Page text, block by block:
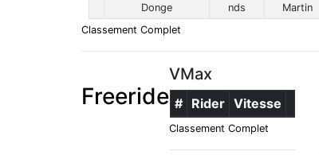
Donge
nds
Martin
Classement Complet
Freeride
VMax
# Rider Vitesse
Classement Complet